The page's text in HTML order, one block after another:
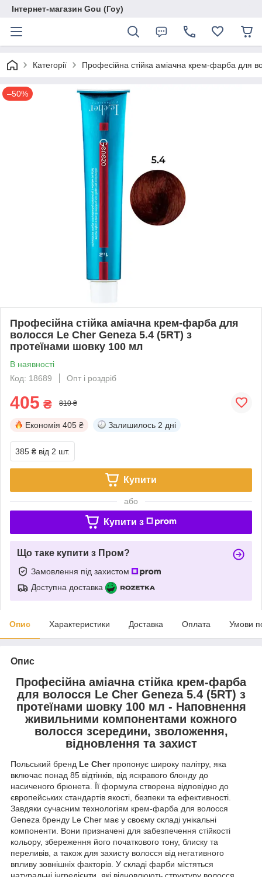
Інтернет-магазин Gou (Гоу)
Категорії Професійна стійка аміачна крем-фарба для
–50%
Професійна стійка аміачна крем-фарба для
волосся Le Cher Geneza 5.4 (5RT) з
протеїнами шовку 100 мл
В наявності
Код: 18689
Опт і роздріб
405 ₴ 810 ₴
Економія 405 ₴ Залишилось 2 дні
385 ₴ від 2 шт.
Купити
або
Купити з
Що таке купити з Пром?
Замовлення під захистом
Доступна доставка
Опис Характеристики Доставка Оплата Умови
Опис
Професійна аміачна стійка крем-фарба
для волосся Le Cher Geneza 5.4 (5RT) з
протеїнами шовку 100 мл - Наповнення
живильними компонентами кожного
волосся зсередини, зволоження,
відновлення та захист
Польський бренд Le Cherпропонує широку палітру, яка
включає понад 85 відтінків, від яскравого блонду до
насиченого брюнета. Її формула створена відповідно до
європейських стандартів якості, безпеки та ефективності.
Завдяки сучасним технологіям крем-фарба для волосся
Geneza бренду Le Cher має у своєму складі унікальні
компоненти. Вони призначені для забезпечення стійкості
кольору, збереження його початкового тону, блиску та
переливів, а також для захисту волосся від негативного
впливу зовнішніх факторів. У складі фарби містяться